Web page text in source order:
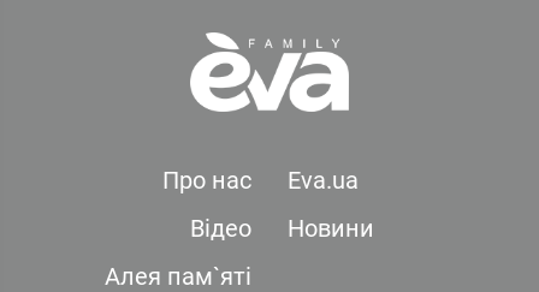
Про нас
Eva.ua
Відео
Новини
Алея пам`яті